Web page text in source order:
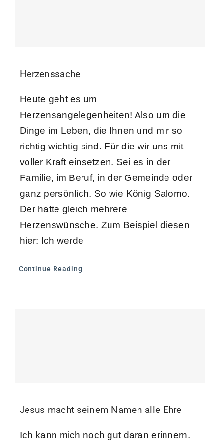
Herzenssache
Heute geht es um
Herzensangelegenheiten! Also um die
Dinge im Leben, die Ihnen und mir so
richtig wichtig sind. Für die wir uns mit
voller Kraft einsetzen. Sei es in der
Familie, im Beruf, in der Gemeinde oder
ganz persönlich. So wie König Salomo.
Der hatte gleich mehrere
Herzenswünsche. Zum Beispiel diesen
hier: Ich werde
Continue Reading
Jesus macht seinem Namen alle Ehre
Ich kann mich noch gut daran erinnern.